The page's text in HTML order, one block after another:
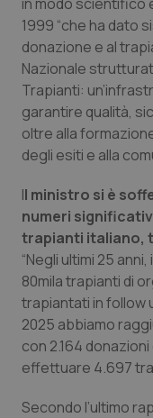
Puglia
Sardegna
Sicilia
Umbria
Valle D’Aosta
Veneto
Malattie rare
Malattia di
Oftalmologia
Oncologia &
Psoriasi &
1999 “che ha dato
donazione e al
Nazionale
Trapianti:
garantire qualità,
oltre alla
degli esiti e alla
Il ministro si è
numeri
trapianti italiano,
“Negli ultimi 25
80mila trapianti di
trapiantati in follow
2025 abbiamo
con 2.164
effettuare 4.697
Secondo l’ultimo